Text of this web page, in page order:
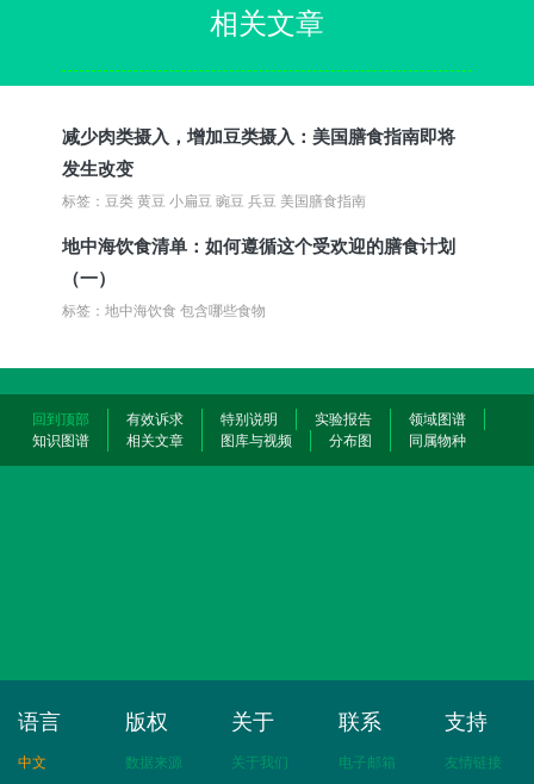
相关文章
减少肉类摄入，增加豆类摄入：美国膳食指南即将
发生改变
标签：豆类 黄豆 小扁豆 豌豆 兵豆 美国膳食指南
地中海饮食清单：如何遵循这个受欢迎的膳食计划
（一）
标签：地中海饮食 包含哪些食物
回到顶部 有效诉求 特别说明 实验报告
领域图谱
知识图谱
相关文章 图库与视频 分布图 同属物种
语言
中文
版权
数据来源
关于
关于我们
联系
电子邮箱
支持
友情链接